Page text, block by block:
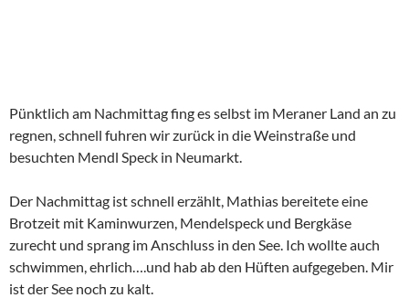
Pünktlich am Nachmittag fing es selbst im Meraner Land an zu
regnen, schnell fuhren wir zurück in die Weinstraße und
besuchten Mendl Speck in Neumarkt.
Der Nachmittag ist schnell erzählt, Mathias bereitete eine
Brotzeit mit Kaminwurzen, Mendelspeck und Bergkäse
zurecht und sprang im Anschluss in den See. Ich wollte auch
schwimmen, ehrlich….und hab ab den Hüften aufgegeben. Mir
ist der See noch zu kalt.